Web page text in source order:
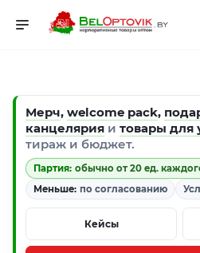
Мерч, welcome pack,
канцелярия и товары для
тираж и бюджет.
Партия: обычно от 20 ед.
Меньше: по согласованию
Кейсы